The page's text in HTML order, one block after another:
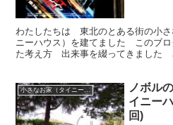
わたしたちは 東北のとある街の小
ニーハウス）を建てました このブ
た考え方 出来事を綴ってきました
小さなお家（タイニーハウス）で暮らす
ノボル
イニー
回)